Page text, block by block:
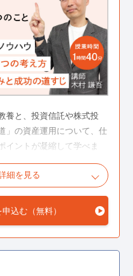
養と、投資信託や株式投
」の資産運用について、仕
イントが凝縮して学べま
るのが初めて
らやればよいか分からな
細を見る
込む（無料）